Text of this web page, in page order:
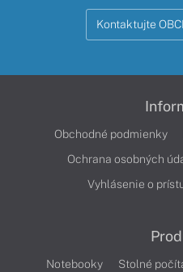
Kontaktujte
Obchodné podmienky
Ochrana osobných
Vyhlásenie o
Notebooky Stolné